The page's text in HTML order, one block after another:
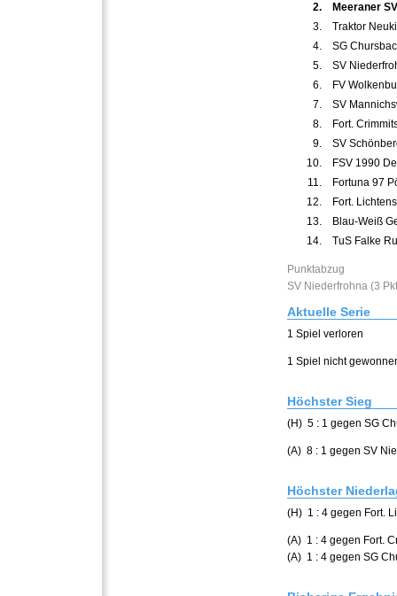
2.
Meeraner
3.
Traktor
4.
SG
5.
SV
6.
FV
7.
SV
8.
Fort.
9.
SV
10.
FSV 1990
11.
Fortuna 97
12.
Fort.
13.
Blau-Weiß
14.
TuS Falke
Punktabzug
SV Niederfrohna (3
Aktuelle Serie
1 Spiel verloren
1 Spiel nicht
Höchster Sieg
(H) 5 : 1 gegen SG
(A) 8 : 1 gegen SV
Höchster
(H) 1 : 4 gegen Fort.
(A) 1 : 4 gegen Fort.
(A) 1 : 4 gegen SG